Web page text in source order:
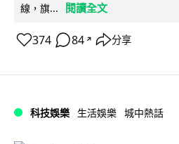
線，旗...
閱讀全文
374 84 ↗ 分享
科技娛樂 生活娛樂 城中熱話